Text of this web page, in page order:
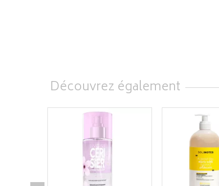
Découvrez également